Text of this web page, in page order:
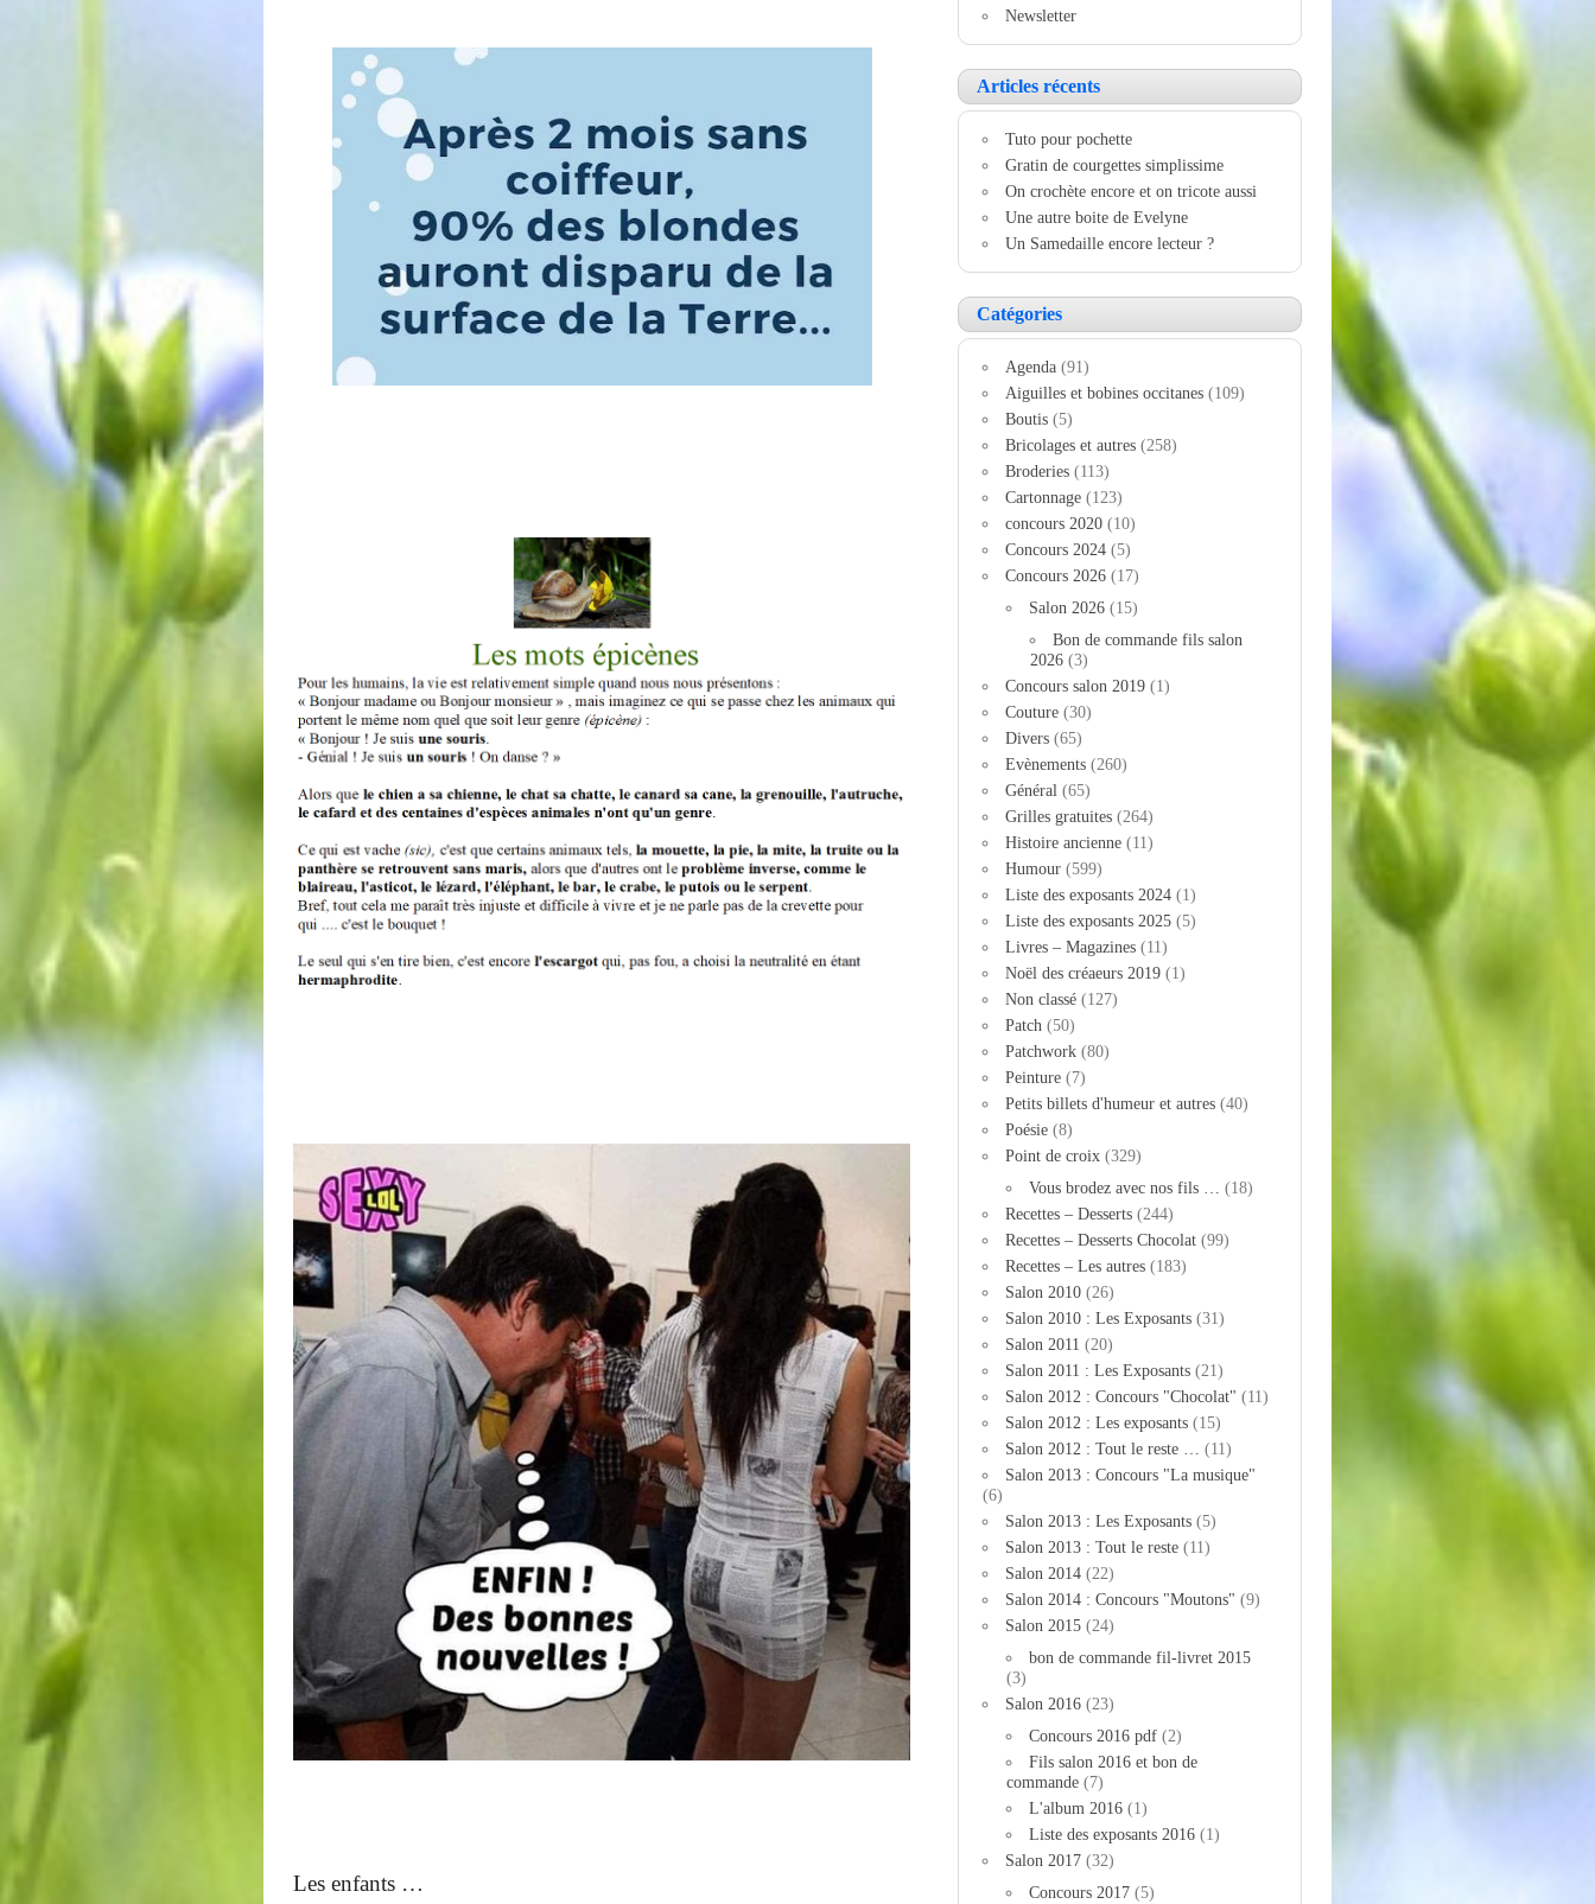
Les enfants …
Newsletter
Articles récents
Tuto pour pochette
Gratin de courgettes simplissime
On crochète encore et on tricote aussi
Une autre boite de Evelyne
Un Samedaille encore lecteur ?
Catégories
Agenda (91)
Aiguilles et bobines occitanes (109)
Boutis (5)
Bricolages et autres (258)
Broderies (113)
Cartonnage (123)
concours 2020 (10)
Concours 2024 (5)
Concours 2026 (17)
Salon 2026 (15)
Bon de commande fils salon
2026 (3)
Concours salon 2019 (1)
Couture (30)
Divers (65)
Evènements (260)
Général (65)
Grilles gratuites (264)
Histoire ancienne (11)
Humour (599)
Liste des exposants 2024 (1)
Liste des exposants 2025 (5)
Livres – Magazines (11)
Noël des créaeurs 2019 (1)
Non classé (127)
Patch (50)
Patchwork (80)
Peinture (7)
Petits billets d'humeur et autres (40)
Poésie (8)
Point de croix (329)
Vous brodez avec nos fils …
(18)
Recettes – Desserts (244)
Recettes – Desserts Chocolat (99)
Recettes – Les autres (183)
Salon 2010 (26)
Salon 2010 : Les Exposants (31)
Salon 2011 (20)
Salon 2011 : Les Exposants (21)
Salon 2012 : Concours "Chocolat" (11)
Salon 2012 : Les exposants (15)
Salon 2012 : Tout le reste …
(11)
Salon 2013 : Concours "La musique"
(6)
Salon 2013 : Les Exposants (5)
Salon 2013 : Tout le reste (11)
Salon 2014 (22)
Salon 2014 : Concours "Moutons" (9)
Salon 2015 (24)
bon de commande fil-livret 2015
(3)
Salon 2016 (23)
Concours 2016 pdf (2)
Fils salon 2016 et bon de
commande (7)
L'album 2016 (1)
Liste des exposants 2016 (1)
Salon 2017 (32)
Concours 2017 (5)